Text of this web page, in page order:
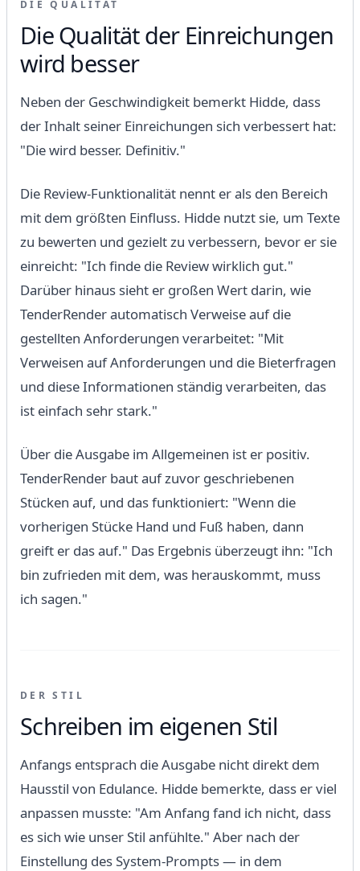
DIE QUALITÄT
Die Qualität der Einreichungen
wird besser
Neben der Geschwindigkeit bemerkt Hidde, dass
der Inhalt seiner Einreichungen sich verbessert hat:
"Die wird besser. Definitiv."
Die Review-Funktionalität nennt er als den Bereich
mit dem größten Einfluss. Hidde nutzt sie, um Texte
zu bewerten und gezielt zu verbessern, bevor er sie
einreicht: "Ich finde die Review wirklich gut."
Darüber hinaus sieht er großen Wert darin, wie
TenderRender automatisch Verweise auf die
gestellten Anforderungen verarbeitet: "Mit
Verweisen auf Anforderungen und die Bieterfragen
und diese Informationen ständig verarbeiten, das
ist einfach sehr stark."
Über die Ausgabe im Allgemeinen ist er positiv.
TenderRender baut auf zuvor geschriebenen
Stücken auf, und das funktioniert: "Wenn die
vorherigen Stücke Hand und Fuß haben, dann
greift er das auf." Das Ergebnis überzeugt ihn: "Ich
bin zufrieden mit dem, was herauskommt, muss
ich sagen."
DER STIL
Schreiben im eigenen Stil
Anfangs entsprach die Ausgabe nicht direkt dem
Hausstil von Edulance. Hidde bemerkte, dass er viel
anpassen musste: "Am Anfang fand ich nicht, dass
es sich wie unser Stil anfühlte." Aber nach der
Einstellung des System-Prompts — in dem